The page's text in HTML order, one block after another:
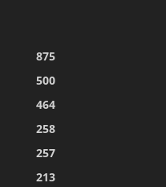
875
500
464
258
257
213